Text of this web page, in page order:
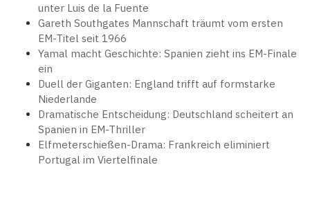
unter Luis de la Fuente
Gareth Southgates Mannschaft träumt vom ersten
EM-Titel seit 1966
Yamal macht Geschichte: Spanien zieht ins EM-Finale
ein
Duell der Giganten: England trifft auf formstarke
Niederlande
Dramatische Entscheidung: Deutschland scheitert an
Spanien in EM-Thriller
Elfmeterschießen-Drama: Frankreich eliminiert
Portugal im Viertelfinale